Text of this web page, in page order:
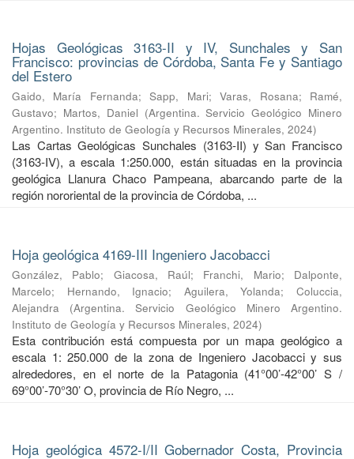
Hojas Geológicas 3163-II y IV, Sunchales y San
Francisco: provincias de Córdoba, Santa Fe y Santiago
del Estero
Gaido, María Fernanda;Sapp, Mari;Varas, Rosana; Ramé,
Gustavo; Martos, Daniel (Argentina. Servicio Geológico Minero
Argentino. Instituto de Geología y Recursos Minerales, 2024)
Las Cartas Geológicas Sunchales (3163-II) y San Francisco
(3163-IV), a escala 1:250.000, están situadas en la provincia
geológica Llanura Chaco Pampeana, abarcando parte de la
región nororiental de la provincia de Córdoba, ...
Hoja geológica 4169-III Ingeniero Jacobacci
González, Pablo; Giacosa, Raúl; Franchi, Mario; Dalponte,
Marcelo; Hernando, Ignacio; Aguilera, Yolanda;Coluccia,
Alejandra
(Argentina. Servicio Geológico Minero Argentino.
Instituto de Geología y Recursos Minerales, 2024)
Esta contribución está compuesta por un mapa geológico a
escala 1: 250.000 de la zona de Ingeniero Jacobacci y sus
alrededores, en el norte de la Patagonia (41°00’-42°00’ S /
69°00’-70°30’ O, provincia de Río Negro, ...
Hoja geológica 4572-I/II Gobernador Costa, Provincia